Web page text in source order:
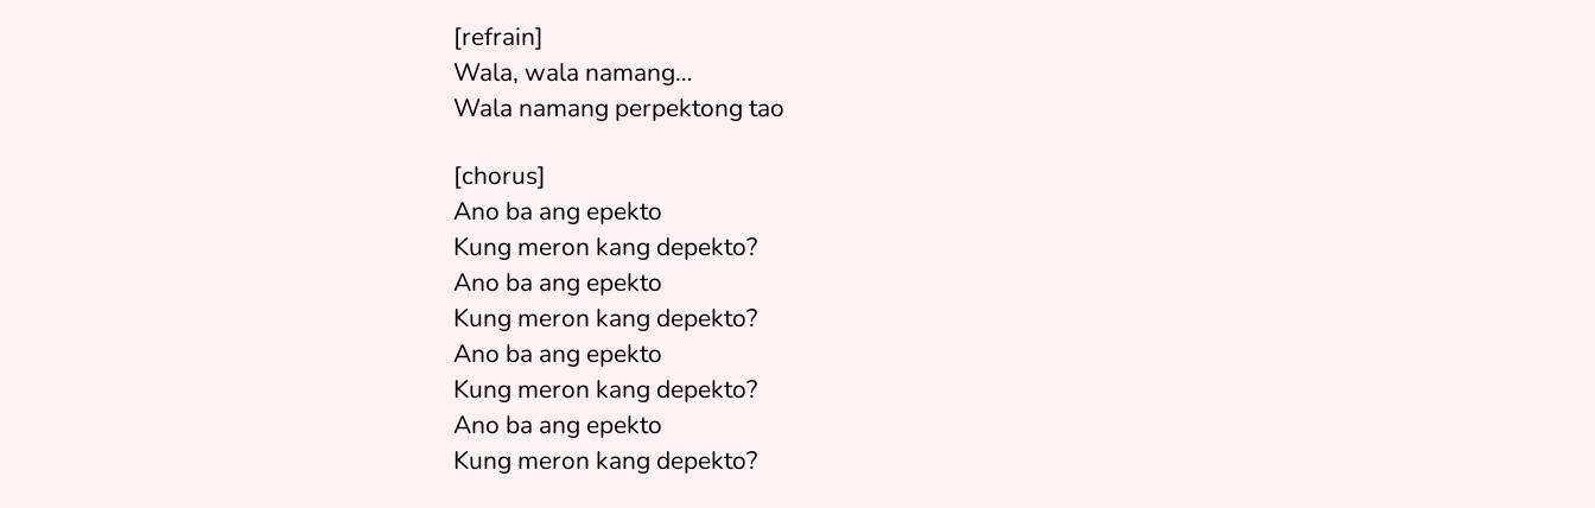
[refrain]
Wala, wala namang…
Wala namang perpektong tao
[chorus]
Ano ba ang epekto
Kung meron kang depekto?
Ano ba ang epekto
Kung meron kang depekto?
Ano ba ang epekto
Kung meron kang depekto?
Ano ba ang epekto
Kung meron kang depekto?